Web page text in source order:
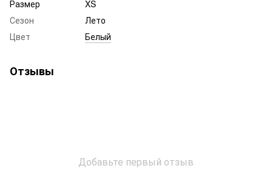
Размер
XS
Сезон
Лето
Цвет
Белый
Отзывы
Добавьте первый отзыв